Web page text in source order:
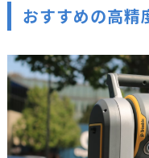
おすすめの高